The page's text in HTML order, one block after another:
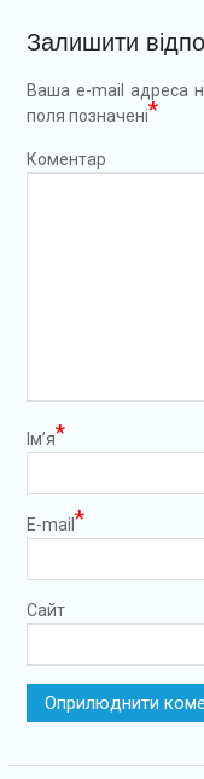
Залишити
Ваша e-mail адреса
поля позначені*
Коментар
Ім’я*
E-mail *
Сайт